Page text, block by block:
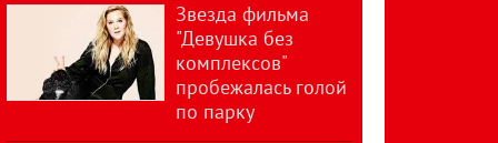
Звезда фильма
"Девушка без
комплексов"
пробежалась голой
по парку